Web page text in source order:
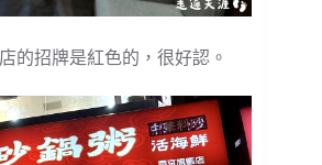
的招牌是紅色的，很好認。